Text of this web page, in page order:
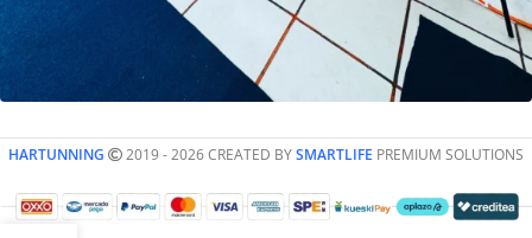
HARTUNNING 2019 - 2026 CREATED BYSMARTLIFE PREMIUM SOLUTIONS